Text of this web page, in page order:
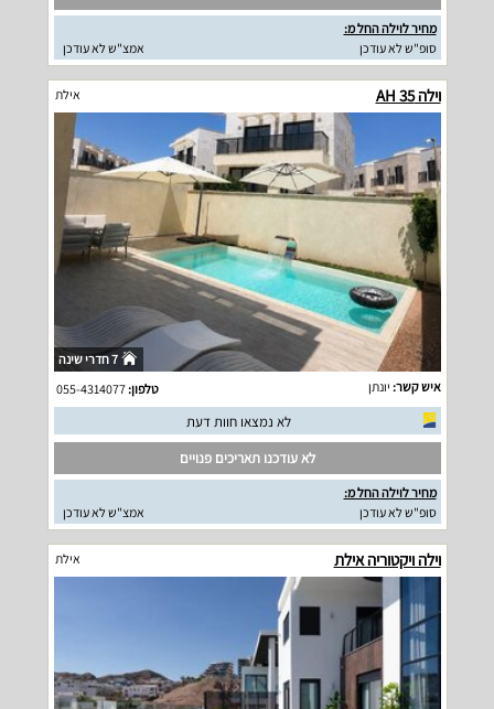
מחיר לוילה החל מ:
סופ"ש לא עודכן
אמצ"ש לא עודכן
וילה AH 35 אילת
7 חדרי שינה
איש קשר: יונתן טלפון:055-4314077
לא נמצאו חוות דעת
לא עודכנו תאריכים פנויים
מחיר לוילה החל מ:
סופ"ש לא עודכן
אמצ"ש לא עודכן
וילה ויקטוריה אילת אילת